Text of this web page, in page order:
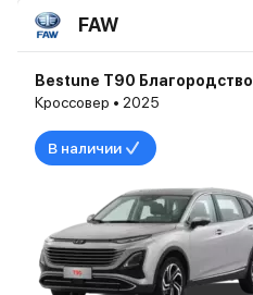
FAW
Bestune T90 Благородство
Кроссовер • 2025
В наличии